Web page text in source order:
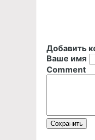
Добавить
Ваше имя
Comment